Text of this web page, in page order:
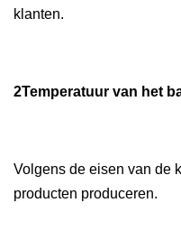
klanten.
2Temperatuur van het
Volgens de eisen van de
producten produceren.